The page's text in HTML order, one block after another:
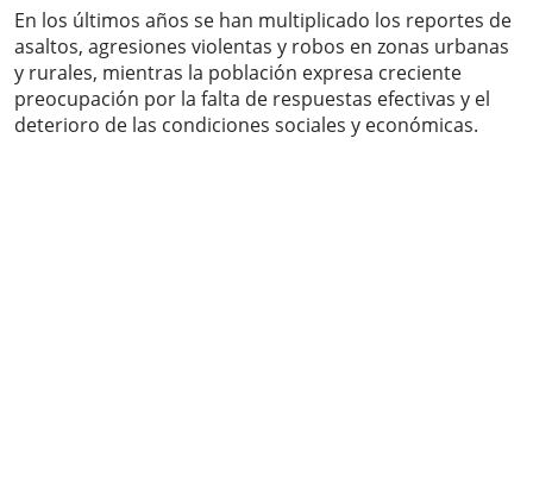
En los últimos años se han multiplicado los reportes de
asaltos, agresiones violentas y robos en zonas urbanas
y rurales, mientras la población expresa creciente
preocupación por la falta de respuestas efectivas y el
deterioro de las condiciones sociales y económicas.